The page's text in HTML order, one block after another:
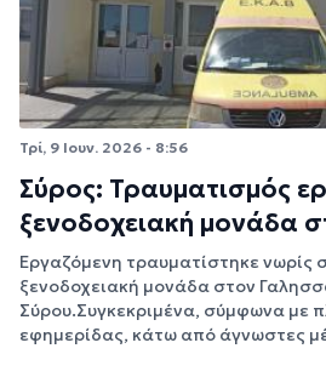
Τρί, 9 Ιουν. 2026 - 8:56
Σύρος: Τραυματισμός
ξενοδοχειακή μονάδα
Εργαζόμενη τραυματίστηκε νωρίς
ξενοδοχειακή μονάδα στον
Σύρου.Συγκεκριμένα, σύμφωνα με
εφημερίδας, κάτω από άγνωστες